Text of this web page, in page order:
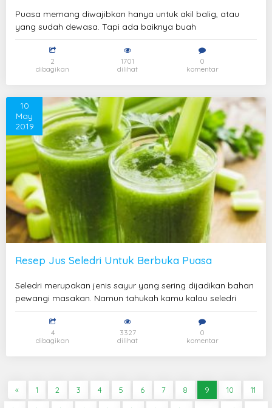
Puasa memang diwajibkan hanya untuk akil balig, atau
yang sudah dewasa. Tapi ada baiknya buah
2
dibagikan
1701
dilihat
0
komentar
Resep Jus Seledri Untuk Berbuka Puasa
10
May
2019
Seledri merupakan jenis sayur yang sering dijadikan bahan
pewangi masakan. Namun tahukah kamu kalau seledri
4
dibagikan
3327
dilihat
0
komentar
« 1 2 3 4 5 6 7 8 9 10 11